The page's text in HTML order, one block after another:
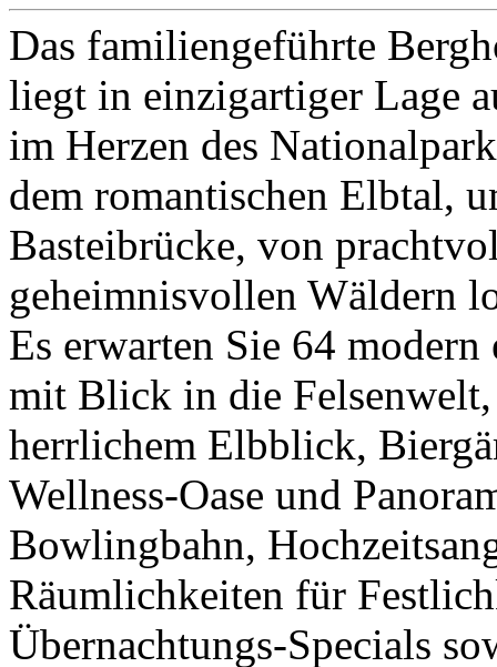
Das familiengeführte
liegt in einzigartiger Lage
im Herzen des
dem romantischen Elbtal,
Basteibrücke, von
geheimnisvollen Wäldern
Es erwarten Sie 64
mit Blick in die Felsenwelt,
herrlichem Elbblick,
Wellness-Oase und
Bowlingbahn,
Räumlichkeiten für
Übernachtungs-Specials